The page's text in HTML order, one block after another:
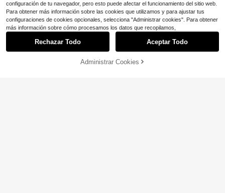
¡10% DE DESCUENTO! AÑADIR A LA BOLSA
configuración de tu navegador, pero esto puede afectar el funcionamiento del sitio web.
Para obtener más información sobre las cookies que utilizamos y para ajustar tus
configuraciones de cookies opcionales, selecciona "Administrar cookies". Para obtener
más información sobre cómo procesamos los datos que recopilamos,
Rechazar Todo Aceptar Todo
Administrar Cookies